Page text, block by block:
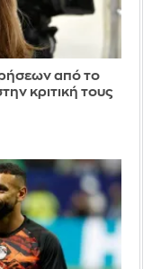
από το
κριτική τους